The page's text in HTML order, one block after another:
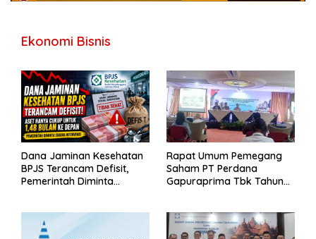
Ekonomi Bisnis
Dana Jaminan Kesehatan
BPJS Terancam Defisit,
Pemerintah Diminta
Rapat Umum Pemegang
Saham PT Perdana
Gapuraprima Tbk Tahun